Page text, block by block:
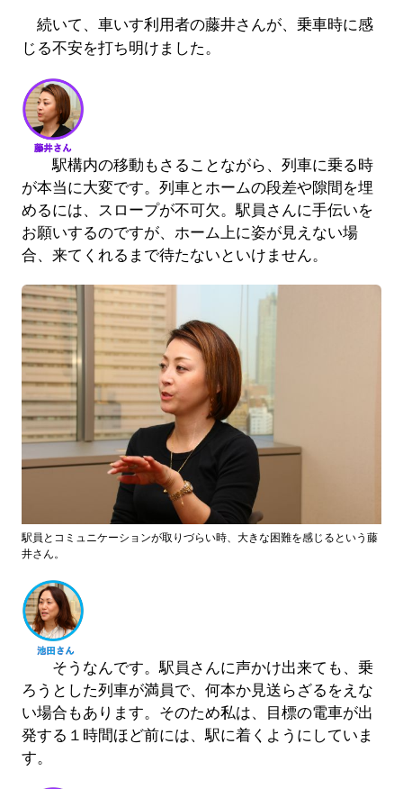
続いて、車いす利用者の藤井さんが、乗車時に感
じる不安を打ち明けました。
駅構内の移動もさることながら、列車に乗る時
が本当に大変です。列車とホームの段差や隙間を埋
めるには、スロープが不可欠。駅員さんに手伝いを
お願いするのですが、ホーム上に姿が見えない場
合、来てくれるまで待たないといけません。
駅員とコミュニケーションが取りづらい時、大きな困難を感じるという藤
井さん。
そうなんです。駅員さんに声かけ出来ても、乗
ろうとした列車が満員で、何本か見送らざるをえな
い場合もあります。そのため私は、目標の電車が出
発する１時間ほど前には、駅に着くようにしていま
す。